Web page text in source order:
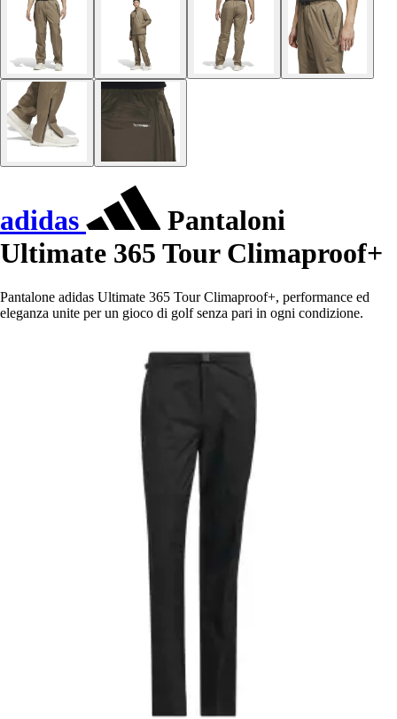
adidas
Pantaloni
Ultimate 365 Tour Climaproof+
Pantalone adidas Ultimate 365 Tour Climaproof+, performance ed
eleganza unite per un gioco di golf senza pari in ogni condizione.